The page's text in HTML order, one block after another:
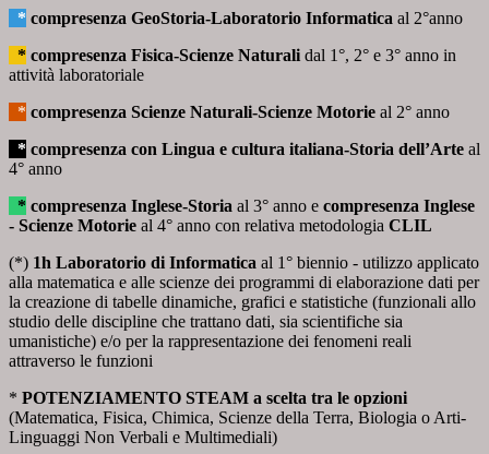
* compresenza GeoStoria-Laboratorio Informatica al 2°anno
* compresenza Fisica-Scienze Naturali dal 1°, 2° e 3° anno in
attività laboratoriale
* compresenza Scienze Naturali-Scienze Motorie al 2° anno
* compresenza con Lingua e cultura italiana-Storia dell’Arte al
4° anno
* compresenza Inglese-Storia al 3° anno e compresenza Inglese
- Scienze Motorie al 4° anno con relativa metodologia CLIL
(*) 1h Laboratorio di Informatica al 1° biennio - utilizzo applicato
alla matematica e alle scienze dei programmi di elaborazione dati per
la creazione di tabelle dinamiche, grafici e statistiche (funzionali allo
studio delle discipline che trattano dati, sia scientifiche sia
umanistiche) e/o per la rappresentazione dei fenomeni reali
attraverso le funzioni
* POTENZIAMENTO STEAM a scelta tra le opzioni
(Matematica, Fisica, Chimica, Scienze della Terra, Biologia o Arti-
Linguaggi Non Verbali e Multimediali)